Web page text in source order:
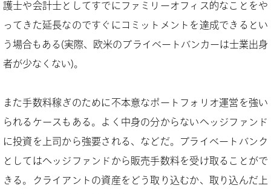
護士や会計士としてすでにファミリーオフィス的なことをや
ってきた延長なのですぐにコミットメントを達成できるとい
う場合もある(実際、欧米のプライベートバンカーは士業出身
者が少なくない)。
また手数料稼ぎのために不本意なポートフォリオ運営を強い
られるケースもある。よく中身の分からないヘッジファンド
に投資を上司から強要される、などだ。プライベートバンク
としてはヘッジファンドから販売手数料を受け取ることがで
きる。クライアントの資産をどう取り込むか、取り込んだ上